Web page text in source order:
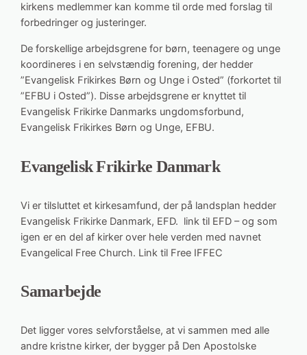
kirkens medlemmer kan komme til orde med forslag til
forbedringer og justeringer.
De forskellige arbejdsgrene for børn, teenagere og unge
koordineres i en selvstændig forening, der hedder
”Evangelisk Frikirkes Børn og Unge i Osted” (forkortet til
”EFBU i Osted”). Disse arbejdsgrene er knyttet til
Evangelisk Frikirke Danmarks ungdomsforbund,
Evangelisk Frikirkes Børn og Unge, EFBU.
Evangelisk Frikirke Danmark
Vi er tilsluttet et kirkesamfund, der på landsplan hedder
Evangelisk Frikirke Danmark, EFD. link til EFD – og som
igen er en del af kirker over hele verden med navnet
Evangelical Free Church. Link til Free IFFEC
Samarbejde
Det ligger vores selvforståelse, at vi sammen med alle
andre kristne kirker, der bygger på Den Apostolske